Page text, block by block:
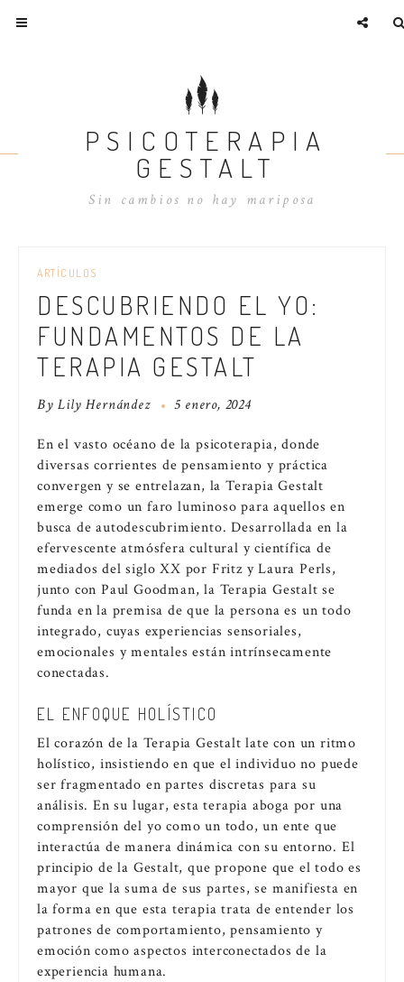
PSICOTERAPIA
GESTALT
Sin cambios no hay mariposa
ARTÍCULOS
DESCUBRIENDO EL YO:
FUNDAMENTOS DE LA
TERAPIA GESTALT
ByLily Hernández 5 enero, 2024
En el vasto océano de la psicoterapia, donde
diversas corrientes de pensamiento y práctica
convergen y se entrelazan, la Terapia Gestalt
emerge como un faro luminoso para aquellos en
busca de autodescubrimiento. Desarrollada en la
efervescente atmósfera cultural y científica de
mediados del siglo XX por Fritz y Laura Perls,
junto con Paul Goodman, la Terapia Gestalt se
funda en la premisa de que la persona es un todo
integrado, cuyas experiencias sensoriales,
emocionales y mentales están intrínsecamente
conectadas.
EL ENFOQUE HOLÍSTICO
El corazón de la Terapia Gestalt late con un ritmo
holístico, insistiendo en que el individuo no puede
ser fragmentado en partes discretas para su
análisis. En su lugar, esta terapia aboga por una
comprensión del yo como un todo, un ente que
interactúa de manera dinámica con su entorno. El
principio de la Gestalt, que propone que el todo es
mayor que la suma de sus partes, se manifiesta en
la forma en que esta terapia trata de entender los
patrones de comportamiento, pensamiento y
emoción como aspectos interconectados de la
experiencia humana.